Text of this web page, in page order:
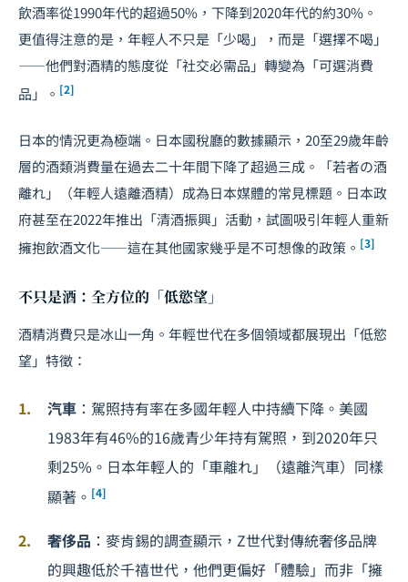
飲酒率從1990年代的超過50%，下降到2020年代的約30%。
更值得注意的是，年輕人不只是「少喝」，而是「選擇不喝」
——他們對酒精的態度從「社交必需品」轉變為「可選消費
品」。 [2]
日本的情況更為極端。日本國稅廳的數據顯示，20至29歲年齡
層的酒類消費量在過去二十年間下降了超過三成。「若者の酒
離れ」（年輕人遠離酒精）成為日本媒體的常見標題。日本政
府甚至在2022年推出「清酒振興」活動，試圖吸引年輕人重新
擁抱飲酒文化——這在其他國家幾乎是不可想像的政策。 [3]
不只是酒：全方位的「低慾望」
酒精消費只是冰山一角。年輕世代在多個領域都展現出「低慾
望」特徵：
汽車 ：駕照持有率在多國年輕人中持續下降。美國
1983年有46%的16歲青少年持有駕照，到2020年只
剩25%。日本年輕人的「車離れ」（遠離汽車）同樣
顯著。 [4]
奢侈品 ：麥肯錫的調查顯示，Z世代對傳統奢侈品牌
的興趣低於千禧世代，他們更偏好「體驗」而非「擁